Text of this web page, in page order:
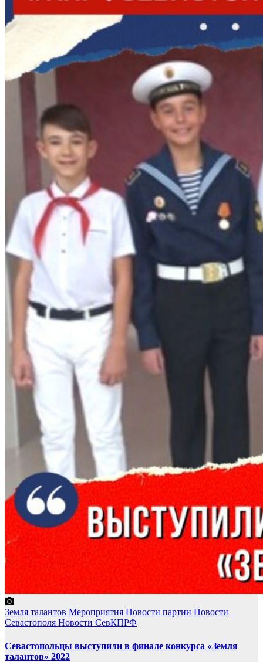
Земля талантов Мероприятия Новости партии Новости
Севастополя Новости СевКПРФ
Севастопольцы выступили в финале конкурса «Земля
талантов» 2022